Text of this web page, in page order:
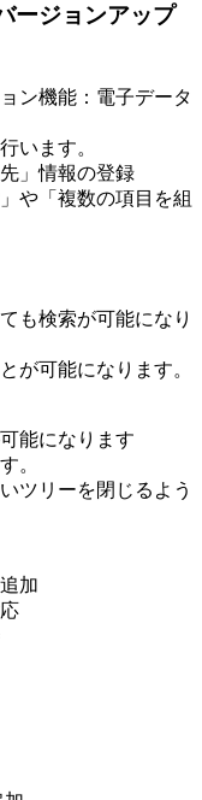
ージョンアップ
ン機能：電子データ
います。
」情報の登録
や「複数の項目を組
も検索が可能になり
が可能になります。
能になります
。
ツリーを閉じるよう
加